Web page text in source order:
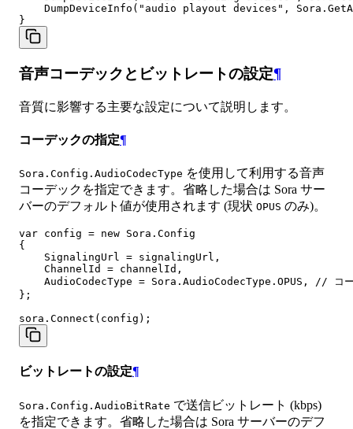
DumpDeviceInfo("audio playout devices",
音声コーデックとビットレートの設定¶
音質に影響する主要な設定について説明します。
コーデックの指定¶
Sora.Config.AudioCodecType を使用して利用する音声
コーデックを指定できます。省略した場合は Sora サー
バーのデフォルト値が使用されます (現状 OPUS のみ)。
var config = new Sora.Config
{
    SignalingUrl = signalingUrl,
    ChannelId = channelId,
AudioCodecType = Sora.AudioCodecType.OPUS, // コー
};
ビットレートの設定¶
Sora.Config.AudioBitRate で送信ビットレート (kbps)
を指定できます。省略した場合は Sora サーバーのデフ